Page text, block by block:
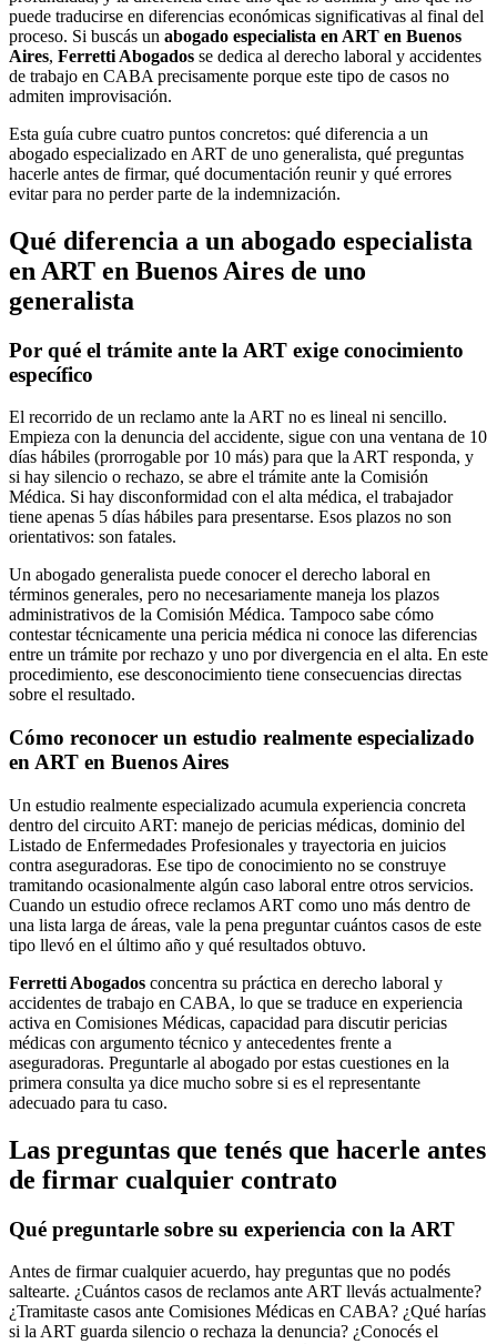
puede traducirse en diferencias económicas significativas al final del
proceso. Si buscás un abogado especialista en ART en Buenos
Aires, Ferretti Abogados se dedica al derecho laboral y accidentes
de trabajo en CABA precisamente porque este tipo de casos no
admiten improvisación.
Esta guía cubre cuatro puntos concretos: qué diferencia a un
abogado especializado en ART de uno generalista, qué preguntas
hacerle antes de firmar, qué documentación reunir y qué errores
evitar para no perder parte de la indemnización.
Qué diferencia a un abogado especialista
en ART en Buenos Aires de uno
generalista
Por qué el trámite ante la ART exige conocimiento
específico
El recorrido de un reclamo ante la ART no es lineal ni sencillo.
Empieza con la denuncia del accidente, sigue con una ventana de 10
días hábiles (prorrogable por 10 más) para que la ART responda, y
si hay silencio o rechazo, se abre el trámite ante la Comisión
Médica. Si hay disconformidad con el alta médica, el trabajador
tiene apenas 5 días hábiles para presentarse. Esos plazos no son
orientativos: son fatales.
Un abogado generalista puede conocer el derecho laboral en
términos generales, pero no necesariamente maneja los plazos
administrativos de la Comisión Médica. Tampoco sabe cómo
contestar técnicamente una pericia médica ni conoce las diferencias
entre un trámite por rechazo y uno por divergencia en el alta. En este
procedimiento, ese desconocimiento tiene consecuencias directas
sobre el resultado.
Cómo reconocer un estudio realmente especializado
en ART en Buenos Aires
Un estudio realmente especializado acumula experiencia concreta
dentro del circuito ART: manejo de pericias médicas, dominio del
Listado de Enfermedades Profesionales y trayectoria en juicios
contra aseguradoras. Ese tipo de conocimiento no se construye
tramitando ocasionalmente algún caso laboral entre otros servicios.
Cuando un estudio ofrece reclamos ART como uno más dentro de
una lista larga de áreas, vale la pena preguntar cuántos casos de este
tipo llevó en el último año y qué resultados obtuvo.
Ferretti Abogados concentra su práctica en derecho laboral y
accidentes de trabajo en CABA, lo que se traduce en experiencia
activa en Comisiones Médicas, capacidad para discutir pericias
médicas con argumento técnico y antecedentes frente a
aseguradoras. Preguntarle al abogado por estas cuestiones en la
primera consulta ya dice mucho sobre si es el representante
adecuado para tu caso.
Las preguntas que tenés que hacerle antes
de firmar cualquier contrato
Qué preguntarle sobre su experiencia con la ART
Antes de firmar cualquier acuerdo, hay preguntas que no podés
saltearte. ¿Cuántos casos de reclamos ante ART llevás actualmente?
¿Tramitaste casos ante Comisiones Médicas en CABA? ¿Qué harías
si la ART guarda silencio o rechaza la denuncia? ¿Conocés el